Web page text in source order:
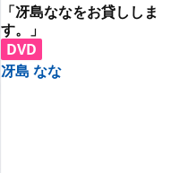
「冴島ななをお貸ししま
す。」
DVD
冴島 なな